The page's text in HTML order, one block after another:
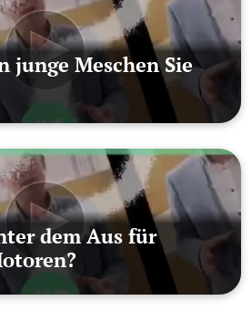
junge Meschen Sie
dem Aus für